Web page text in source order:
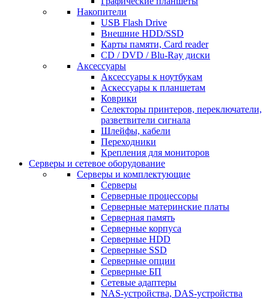
Накопители
USB Flash Drive
Внешние HDD/SSD
Карты памяти, Card reader
CD / DVD / Blu-Ray диски
Аксессуары
Аксессуары к ноутбукам
Аскессуары к планшетам
Коврики
Селекторы принтеров, переключатели,
разветвители сигнала
Шлейфы, кабели
Переходники
Крепления для мониторов
Серверы и сетевое оборудование
Серверы и комплектующие
Серверы
Серверные процессоры
Серверные материнские платы
Серверная память
Серверные корпуса
Серверные HDD
Серверные SSD
Серверные опции
Серверные БП
Сетевые адаптеры
NAS-устройства, DAS-устройства